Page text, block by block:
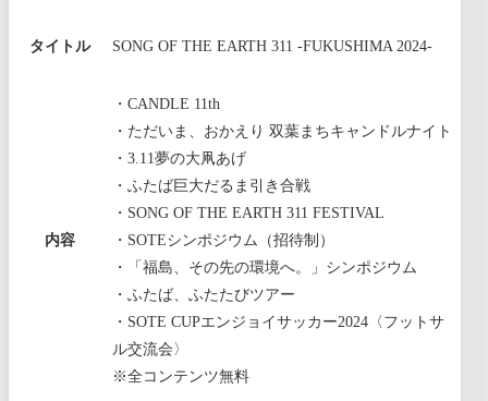
タイトル SONG OF THE EARTH 311 -FUKUSHIMA 2024-
内容
・CANDLE 11th
・ただいま、おかえり 双葉まちキャンドルナイト
・3.11夢の大凧あげ
・ふたば巨大だるま引き合戦
・SONG OF THE EARTH 311 FESTIVAL
・SOTEシンポジウム（招待制）
・「福島、その先の環境へ。」シンポジウム
・ふたば、ふたたびツアー
・SOTE CUPエンジョイサッカー2024〈フットサ
ル交流会〉
※全コンテンツ無料